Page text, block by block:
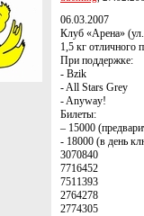
06.03.2007
Клуб «Арена»
1,5 кг отличного
При поддержке:
- Bzik
- All Stars Grey
- Anyway!
Билеты:
– 15000
- 18000 (в день
3070840
7716452
7511393
2764278
2774305